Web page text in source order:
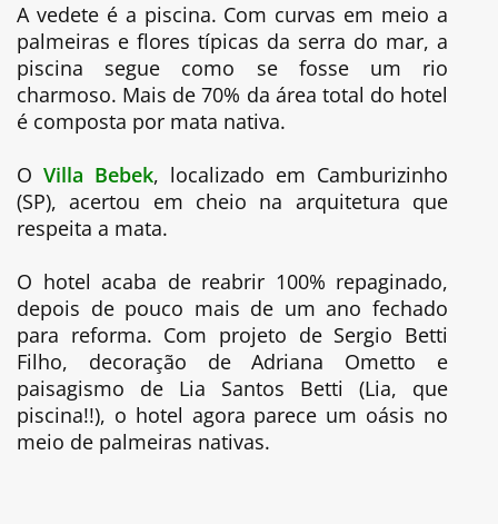
A vedete é a piscina. Com curvas em meio a
palmeiras e flores típicas da serra do mar, a
piscina segue como se fosse um rio
charmoso. Mais de 70% da área total do hotel
é composta por mata nativa.
O Villa Bebek, localizado em Camburizinho
(SP), acertou em cheio na arquitetura que
respeita a mata.
O hotel acaba de reabrir 100% repaginado,
depois de pouco mais de um ano fechado
para reforma. Com projeto de Sergio Betti
Filho, decoração de Adriana Ometto e
paisagismo de Lia Santos Betti (Lia, que
piscina!!), o hotel agora parece um oásis no
meio de palmeiras nativas.